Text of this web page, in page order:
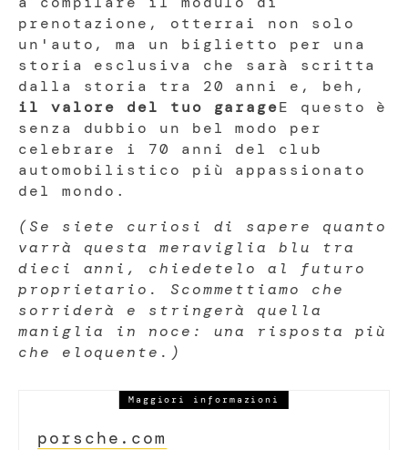
prenotazione, otterrai non solo
un'auto, ma un biglietto per una
storia esclusiva che sarà scritta
dalla storia tra 20 anni e, beh,
il valore del tuo garageE questo è
senza dubbio un bel modo per
celebrare i 70 anni del club
automobilistico più appassionato
del mondo.
(Se siete curiosi di sapere quanto
varrà questa meraviglia blu tra
dieci anni, chiedetelo al futuro
proprietario. Scommettiamo che
sorriderà e stringerà quella
maniglia in noce: una risposta più
che eloquente.)
Maggiori informazioni
porsche.com